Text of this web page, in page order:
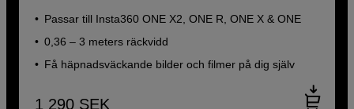
Passar till Insta360 ONE X2, ONE R, ONE X & ONE
0,36 – 3 meters räckvidd
Få häpnadsväckande bilder och filmer på dig själv
1 290 SEK